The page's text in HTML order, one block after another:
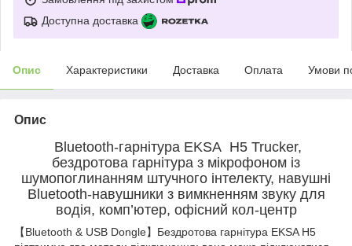
Доступна доставка
Опис Характеристики Доставка Оплата Умови
Опис
Bluetooth-гарнітура EKSA H5 Trucker,
бездротова гарнітура з мікрофоном із
шумопоглинанням штучного інтелекту, навушні
Bluetooth-навушники з вимкненням звуку для
водія, комп’ютер, офісний кол-центр
【Bluetooth & USB Dongle】Бездротова гарнітура EKSA H5